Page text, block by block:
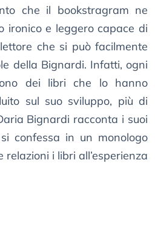
che il bookstragram ne
ironico e leggero capace di
che si può facilmente
della Bignardi. Infatti, ogni
dei libri che lo hanno
sul suo sviluppo, più di
Bignardi racconta i suoi
confessa in un monologo
i libri all’esperienza